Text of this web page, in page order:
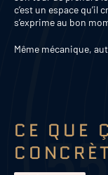
c’est un espace
s’exprime au bon
Même mécanique,
CE QUE